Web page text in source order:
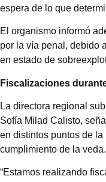
Calendario de
Revista digital
Siguenos
Juzgado de Letras
provisional a la
El organismo informó
austral se encuentra
Fiscalizaciones
La directora regional
Lagos, Sofía Milad
para resguardar el